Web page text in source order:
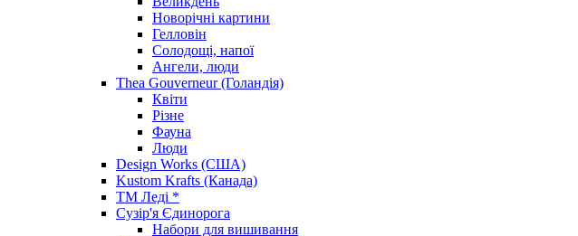
Новорічні картини
Гелловін
Солодощі, напої
Ангели, люди
Thea Gouverneur (Голандія)
Квіти
Різне
Фауна
Люди
Design Works (США)
Kustom Krafts (Канада)
ТМ Леді *
Сузір'я Єдинорога
Набори для вишивання